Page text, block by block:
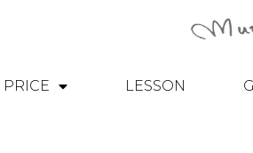
PRICE LESSON